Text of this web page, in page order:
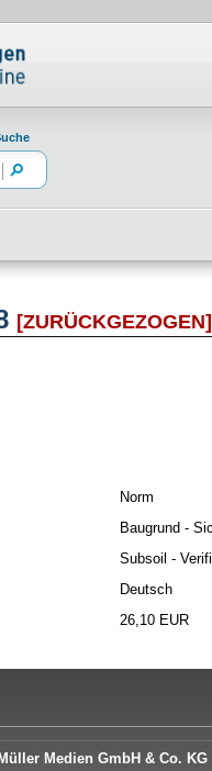
[ZURÜCKGEZOGEN]
Norm
Baugrund -
Subsoil -
Deutsch
26,10 EUR
Medien GmbH & Co. KG